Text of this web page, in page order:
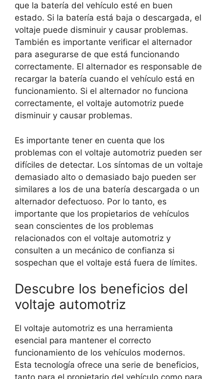
que la batería del vehículo esté en buen
estado. Si la batería está baja o descargada, el
voltaje puede disminuir y causar problemas.
También es importante verificar el alternador
para asegurarse de que está funcionando
correctamente. El alternador es responsable de
recargar la batería cuando el vehículo está en
funcionamiento. Si el alternador no funciona
correctamente, el voltaje automotriz puede
disminuir y causar problemas.
Es importante tener en cuenta que los
problemas con el voltaje automotriz pueden ser
difíciles de detectar. Los síntomas de un voltaje
demasiado alto o demasiado bajo pueden ser
similares a los de una batería descargada o un
alternador defectuoso. Por lo tanto, es
importante que los propietarios de vehículos
sean conscientes de los problemas
relacionados con el voltaje automotriz y
consulten a un mecánico de confianza si
sospechan que el voltaje está fuera de límites.
Descubre los beneficios del
voltaje automotriz
El voltaje automotriz es una herramienta
esencial para mantener el correcto
funcionamiento de los vehículos modernos.
Esta tecnología ofrece una serie de beneficios,